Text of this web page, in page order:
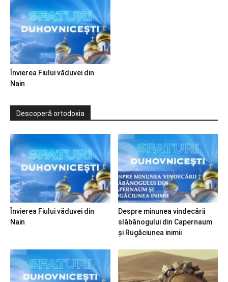
Învierea Fiului văduvei din
Nain
Descoperă ortodoxia
Învierea Fiului văduvei din
Nain
Despre minunea vindecării
slăbănogului din Capernaum
și Rugăciunea inimii